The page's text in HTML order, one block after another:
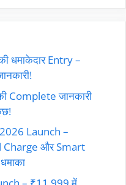
धमाकेदार Entry –
Complete जानकारी
Launch –
Charge और Smart